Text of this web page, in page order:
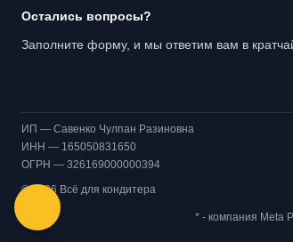
Остались вопросы?
Заполните форму, и мы ответим вам в
ИП — Савенко Чулпан Разиновна
ИНН — 165050831650
ОГРН — 326169000000394
© 2026 Всё для кондитера
* - компания Meta